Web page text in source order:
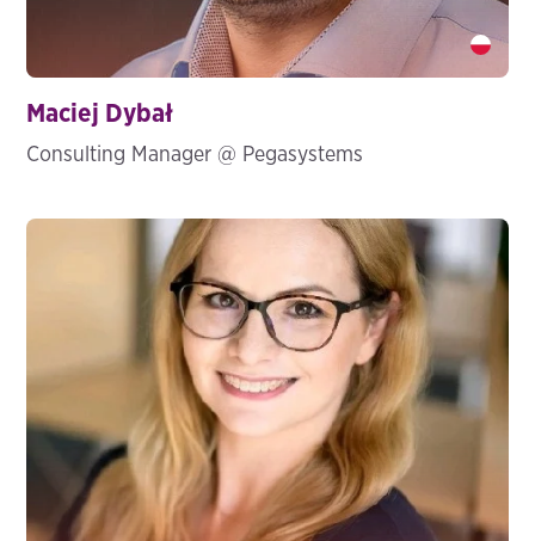
Maciej Dybał
Consulting Manager @ Pegasystems